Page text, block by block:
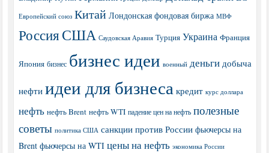
Европейский союз Китай Лондонская фондовая биржа МВФ
РоссияСША Саудовская Аравия Турция Украина Франция
Япония бизнес бизнес идеи военный деньги добыча
нефти идеи для бизнеса кредит курс доллара
нефть нефть Brent нефть WTI падение цен на нефть полезные
советы политика США санкции против России фьючерсы на
Brent фьючерсы на WTI цены на нефть экономика России